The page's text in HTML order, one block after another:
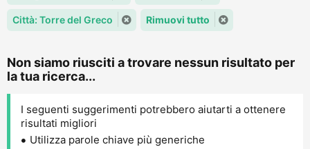
Città: Torre del Greco Rimuovi tutto
Non siamo riusciti a trovare nessun risultato per
la tua ricerca...
I seguenti suggerimenti potrebbero aiutarti a ottenere
risultati migliori
Utilizza parole chiave più generiche